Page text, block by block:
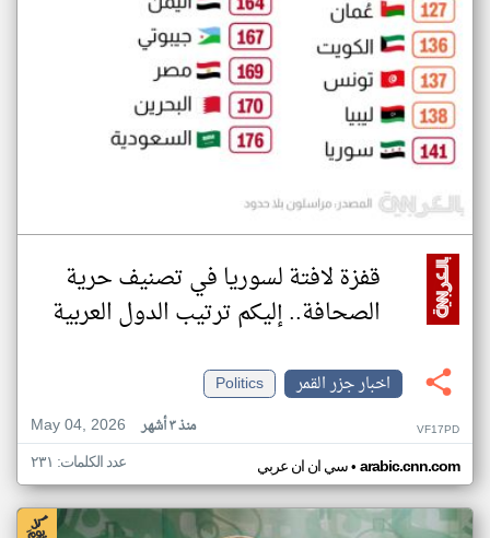
قفزة لافتة لسوريا في تصنيف حرية
الصحافة.. إليكم ترتيب الدول العربية
اخبار جزر القمر
Politics
May 04, 2026
منذ ٣ أشهر VF17PD
سي ان ان عربي• arabic.cnn.com عدد الكلمات: ٢٣١